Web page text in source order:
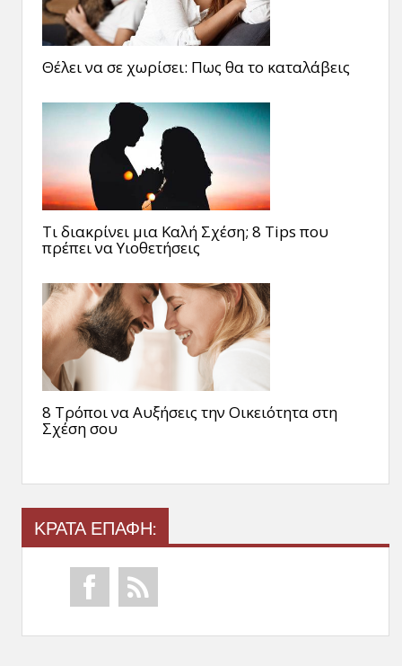
Θέλει να σε χωρίσει: Πως θα το καταλάβεις
Τι διακρίνει μια Καλή Σχέση; 8 Tips που
πρέπει να Υιοθετήσεις
8 Τρόποι να Αυξήσεις την Οικειότητα στη
Σχέση σου
ΚΡΑΤΑ ΕΠΑΦΗ: